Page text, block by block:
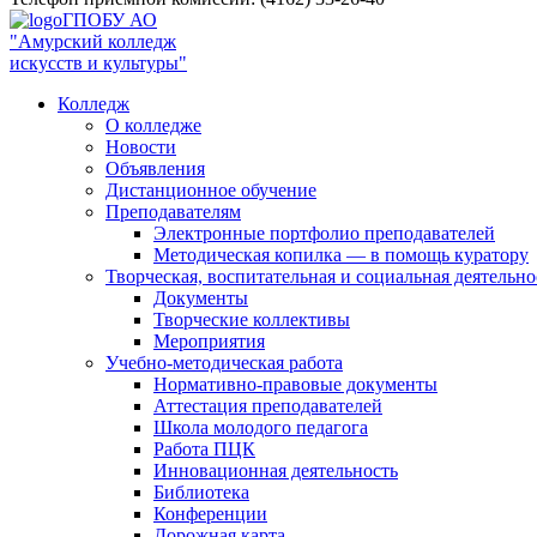
ГПОБУ АО
"Амурский колледж
искусств и культуры"
Колледж
О колледже
Новости
Объявления
Дистанционное обучение
Преподавателям
Электронные портфолио преподавателей
Методическая копилка — в помощь куратору
Творческая, воспитательная и социальная
Документы
Творческие коллективы
Мероприятия
Учебно-методическая работа
Нормативно-правовые документы
Аттестация преподавателей
Школа молодого педагога
Работа ПЦК
Инновационная деятельность
Библиотека
Конференции